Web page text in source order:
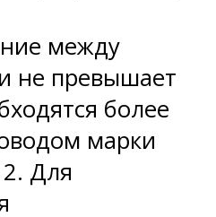
между
не превышает
более
марки
Для